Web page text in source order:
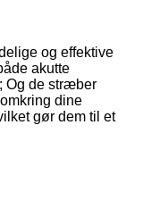
og effektive
akutte
Og de stræber
dine
gør dem til et